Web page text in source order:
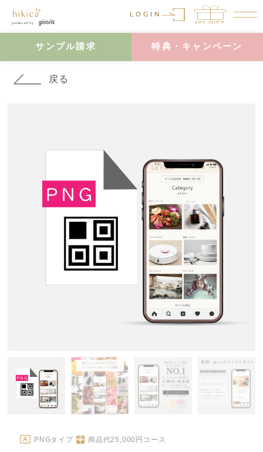
LOGIN
サンプル請求 特典・キャンペーン
戻る
PNGタイプ 商品代25,000 円コース